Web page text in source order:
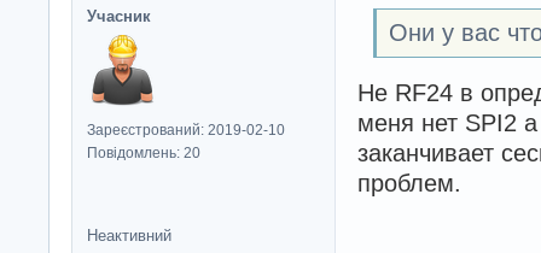
volumesize
volumesize
volumesize
volumesize /
Учасник
Зареєстрований: 2019-02-10
Повідомлень: 20
Они у вас
Не RF24 в
меня нет SPI2
заканчивает
проблем.
Неактивний